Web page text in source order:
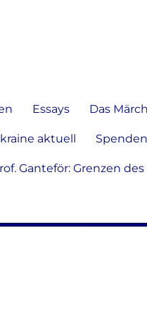
Essays Das
aktuell Spenden
Ganteför: Grenzen